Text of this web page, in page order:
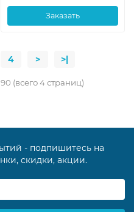
Заказать
4 > >|
(всего 4 страниц)
- подпишитесь на
скидки, акции.